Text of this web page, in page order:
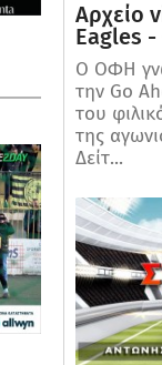
Αρχείο
Eagles
Ο ΟΦΗ
την Go
του
της
Δείτ...